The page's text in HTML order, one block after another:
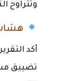
وتتراوح
أكد
تضييق